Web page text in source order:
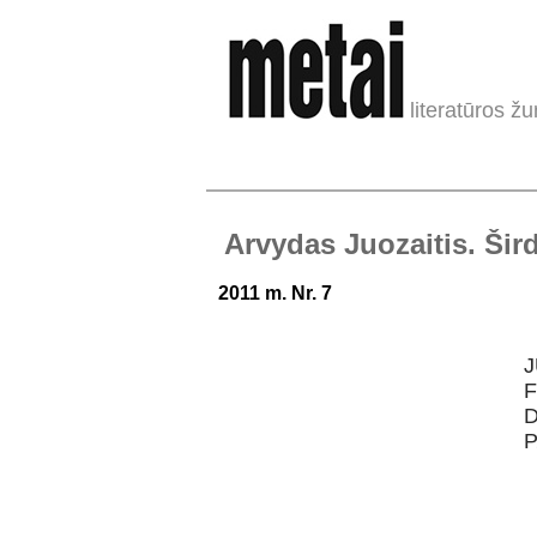
literatūros
Arvydas Juozaitis.
2011 m. Nr. 7